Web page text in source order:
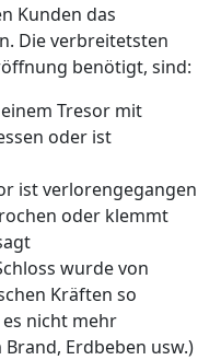
Kunden das
Die verbreitetsten
benötigt, sind:
Tresor mit
oder ist
ist verlorengegangen
oder klemmt
wurde von
Kräften so
nicht mehr
Erdbeben usw.)